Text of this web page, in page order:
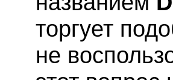
торгует
не